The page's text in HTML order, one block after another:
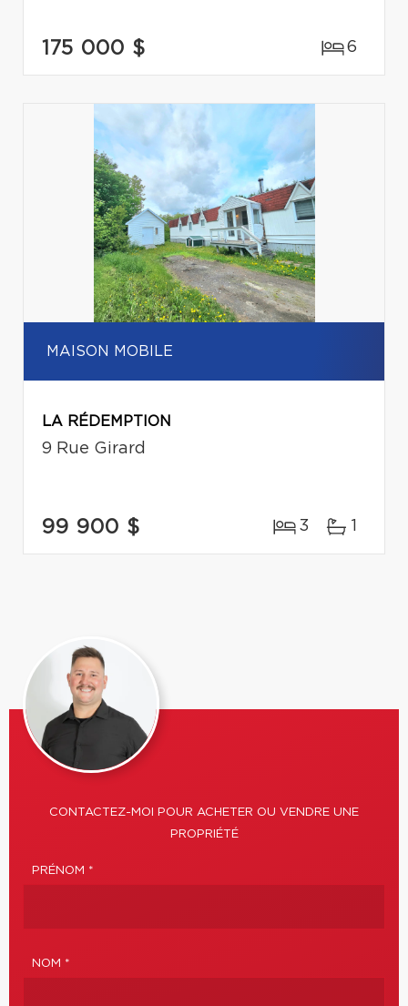
175 000 $ 6
MAISON MOBILE
LA RÉDEMPTION
9 Rue Girard
99 900 $ 3 1
CONTACTEZ-MOI POUR ACHETER OU VENDRE UNE
PROPRIÉTÉ
PRÉNOM *
NOM *